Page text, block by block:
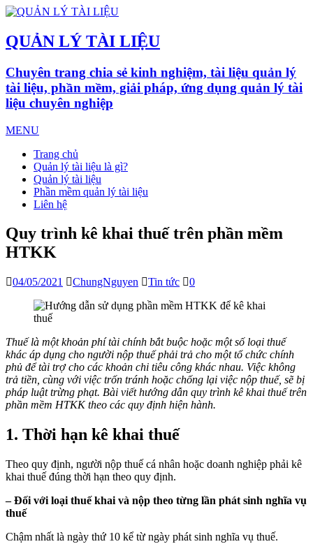
QUẢN LÝ TÀI LIỆU
Chuyên trang chia sẻ kinh nghiệm, tài liệu quản lý
tài liệu, phần mềm, giải pháp, ứng dụng quản lý tài
liệu chuyên nghiệp
MENU
Trang chủ
Quản lý tài liệu là gì?
Quản lý tài liệu
Phần mềm quản lý tài liệu
Liên hệ
Quy trình kê khai thuế trên phần mềm
HTKK
04/05/2021 ChungNguyen Tin tức 0
Thuế là một khoản phí tài chính bắt buộc hoặc một số loại thuế
khác áp dụng cho người nộp thuế phải trả cho một tổ chức chính
phủ để tài trợ cho các khoản chi tiêu công khác nhau. Việc không
trả tiền, cùng với việc trốn tránh hoặc chống lại việc nộp thuế, sẽ bị
pháp luật trừng phạt. Bài viết hướng dẫn quy trình kê khai thuế trên
phần mềm HTKK theo các quy định hiện hành.
1. Thời hạn kê khai thuế
Theo quy định, người nộp thuế cá nhân hoặc doanh nghiệp phải kê
khai thuế đúng thời hạn theo quy định.
– Đối với loại thuế khai và nộp theo từng lần phát sinh nghĩa vụ
thuế
Chậm nhất là ngày thứ 10 kể từ ngày phát sinh nghĩa vụ thuế.